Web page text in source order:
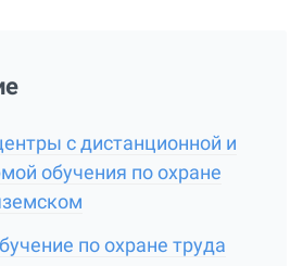
с дистанционной и
обучения по охране
по охране труда